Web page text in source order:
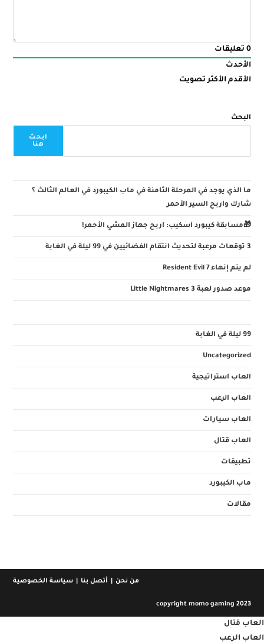
0 تعليقات
الأحدث
الأقدم الأكثر تصويت
البحث
ابحث
هنا
ما الذي يوجد في المرحلة الثامنة في ماب الكيبورد في العالم الثالث ؟
شارك واربح السير الأحمر
🎁مسابقة كيبورد اسكيب: اربح جهاز المشي الأحمر!
3 توقعات مرعبة لتحديث انتقام الفضائيين في 99 ليلة في الغابة
لم يتم إنهاء Resident Evil 7
موعد صدور لعبة Little Nightmares 3
99 ليلة في الغابة
Uncategorized
العاب استراتيجية
العاب الرعب
العاب سيارات
العاب قتال
تطبيقات
ماب الكيبورد
مقالات
من نحن أتصل بنا سياسة الخصوصية
copyright momo gaming 2023
العاب قتال
العاب الرعب